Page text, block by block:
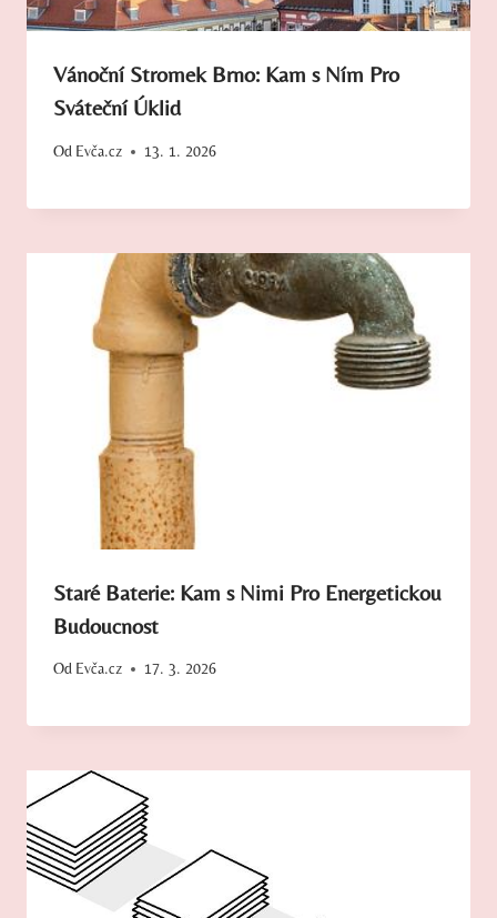
Vánoční Stromek Brno: Kam s Ním Pro
Sváteční Úklid
Od Evča.cz 13. 1. 2026
Staré Baterie: Kam s Nimi Pro Energetickou
Budoucnost
Od Evča.cz 17. 3. 2026